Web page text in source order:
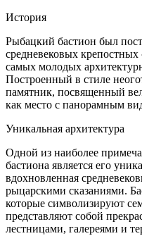
История
Рыбацкий бастион был
средневековых крепостных
самых молодых
Построенный в стиле
памятник, посвященный
как место с панорамным
Уникальная архитектура
Одной из наиболее
бастиона является его
вдохновленная
рыцарскими сказаниями.
которые символизируют
представляют собой
лестницами, галереями и